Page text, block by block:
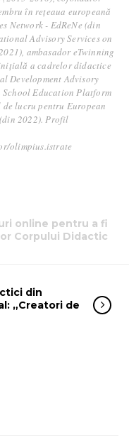
în rețeaua europeană
Network - EdReNe (din
Advisory Services on
ambasador eTwinning
a cadrelor didactice
Development Advisory
Education Platform
lucru pentru European
2022). Profil
olimpius.istrate
online pentru a fi
Corpului Didactic
din
„Creatori de